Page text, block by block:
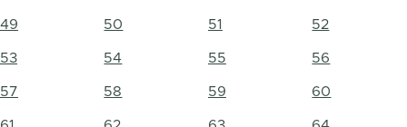
49 50 51 52
53 54 55 56
57 58 59 60